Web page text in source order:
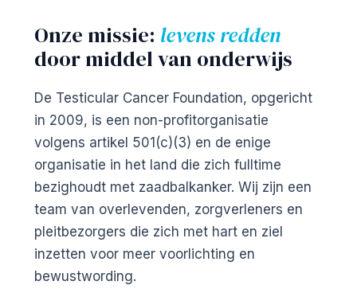
Onze missie: levens redden
door middel van onderwijs
De Testicular Cancer Foundation, opgericht
in 2009, is een non-profitorganisatie
volgens artikel 501(c)(3) en de enige
organisatie in het land die zich fulltime
bezighoudt met zaadbalkanker. Wij zijn een
team van overlevenden, zorgverleners en
pleitbezorgers die zich met hart en ziel
inzetten voor meer voorlichting en
bewustwording.